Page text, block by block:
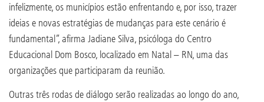
infelizmente, os municípios estão enfrentando e, por isso, trazer
ideias e novas estratégias de mudanças para este cenário é
fundamental”, afirma Jadiane Silva, psicóloga do Centro
Educacional Dom Bosco, localizado em Natal – RN, uma das
organizações que participaram da reunião.
Outras três rodas de diálogo serão realizadas ao longo do ano,